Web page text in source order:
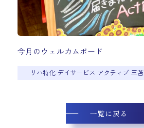
今月のウェルカムボード
リハ特化 デイサービス アクティブ 三苫
一覧に戻る